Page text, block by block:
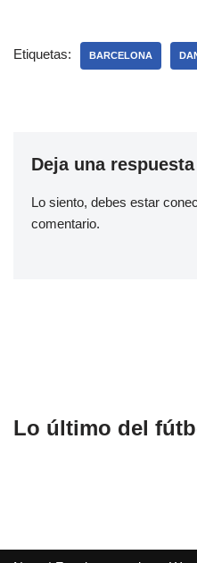
Etiquetas: BARCELONA
Deja una respuesta
Lo siento, debes estar
comentario.
Lo último del